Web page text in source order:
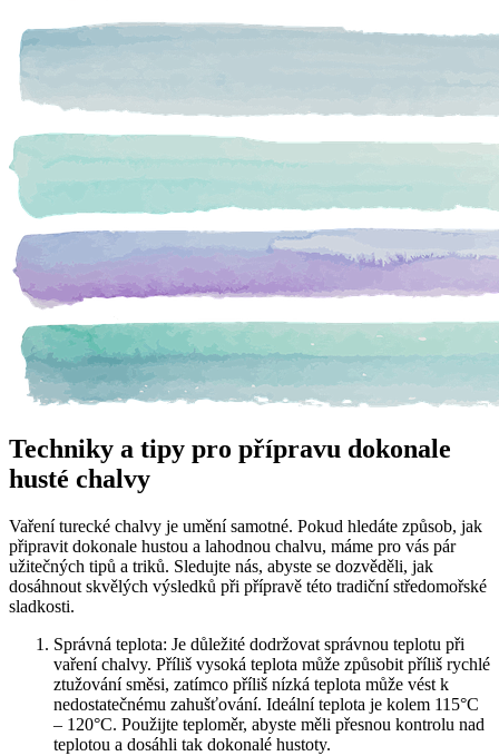
Techniky a tipy pro přípravu dokonale
husté chalvy
Vaření turecké chalvy je umění samotné. Pokud hledáte způsob, jak
připravit dokonale hustou a lahodnou chalvu, máme pro vás pár
užitečných tipů a triků. Sledujte nás, abyste se dozvěděli, jak
dosáhnout skvělých výsledků při přípravě této tradiční středomořské
sladkosti.
Správná teplota: Je důležité dodržovat správnou teplotu při
vaření chalvy. Příliš vysoká teplota může způsobit příliš rychlé
ztužování směsi, zatímco příliš nízká teplota může vést k
nedostatečnému zahušťování. Ideální teplota je kolem 115°C
– 120°C. Použijte teploměr, abyste měli přesnou kontrolu nad
teplotou a dosáhli tak dokonalé hustoty.